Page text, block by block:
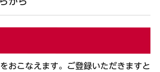
おこなえます。ご登録いただきますと